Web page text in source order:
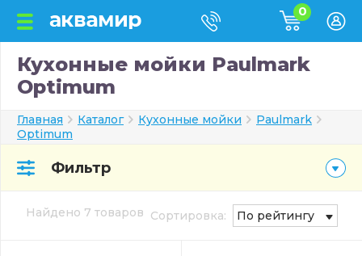
0
Кухонные мойки Paulmark
Optimum
Главная Каталог Кухонные мойки
Paulmark
Optimum
Фильтр
Найдено 7 товаров Сортировка: По рейтингу